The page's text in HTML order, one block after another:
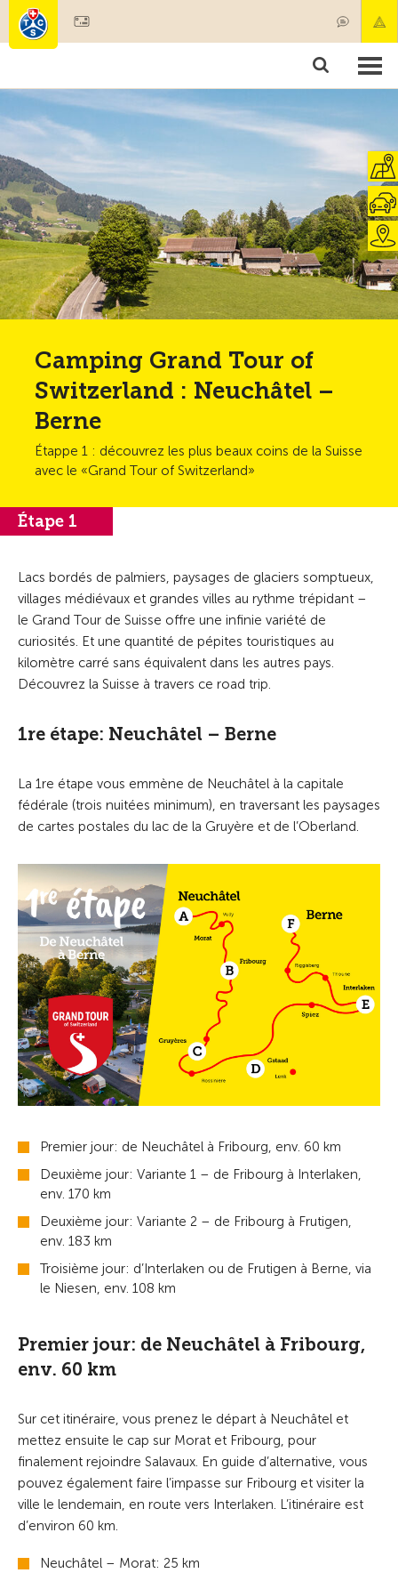
Membres & prestations
Tests, sécurité & santé
Camping Grand Tour of
Switzerland : Neuchâtel –
Berne
Étappe 1 : découvrez les plus beaux coins de la Suisse
avec le «Grand Tour of Switzerland»
Étape 1
Lacs bordés de palmiers, paysages de glaciers somptueux,
villages médiévaux et grandes villes au rythme trépidant –
le Grand Tour de Suisse offre une infinie variété de
curiosités. Et une quantité de pépites touristiques au
kilomètre carré sans équivalent dans les autres pays.
Découvrez la Suisse à travers ce road trip.
1re étape: Neuchâtel – Berne
La 1re étape vous emmène de Neuchâtel à la capitale
fédérale (trois nuitées minimum), en traversant les paysages
de cartes postales du lac de la Gruyère et de l’Oberland.
Premier jour: de Neuchâtel à Fribourg, env. 60 km
Deuxième jour: Variante 1 – de Fribourg à Interlaken,
env. 170 km
Deuxième jour: Variante 2 – de Fribourg à Frutigen,
env. 183 km
Troisième jour: d’Interlaken ou de Frutigen à Berne, via
le Niesen, env. 108 km
Premier jour: de Neuchâtel à Fribourg,
env. 60 km
Sur cet itinéraire, vous prenez le départ à Neuchâtel et
mettez ensuite le cap sur Morat et Fribourg, pour
finalement rejoindre Salavaux. En guide d’alternative, vous
pouvez également faire l’impasse sur Fribourg et visiter la
ville le lendemain, en route vers Interlaken. L’itinéraire est
d’environ 60 km.
Neuchâtel – Morat: 25 km